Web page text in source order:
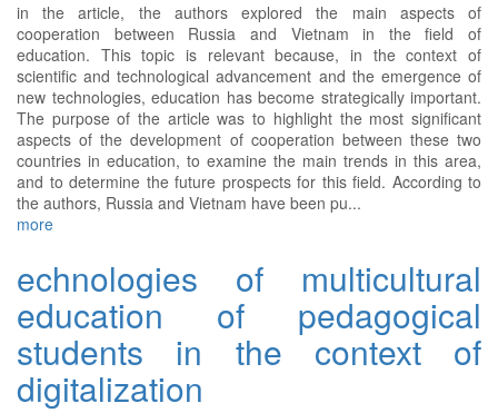
in the article, the authors explored the main aspects of
cooperation between Russia and Vietnam in the field of
education. This topic is relevant because, in the context of
scientific and technological advancement and the emergence of
new technologies, education has become strategically important.
The purpose of the article was to highlight the most significant
aspects of the development of cooperation between these two
countries in education, to examine the main trends in this area,
and to determine the future prospects for this field. According to
the authors, Russia and Vietnam have been pu...
more
echnologies of multicultural
education of pedagogical
students in the context of
digitalization